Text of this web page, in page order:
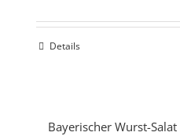
Details
Bayerischer Wurst-Salat